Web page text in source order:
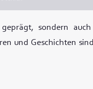
sondern
und Geschichten